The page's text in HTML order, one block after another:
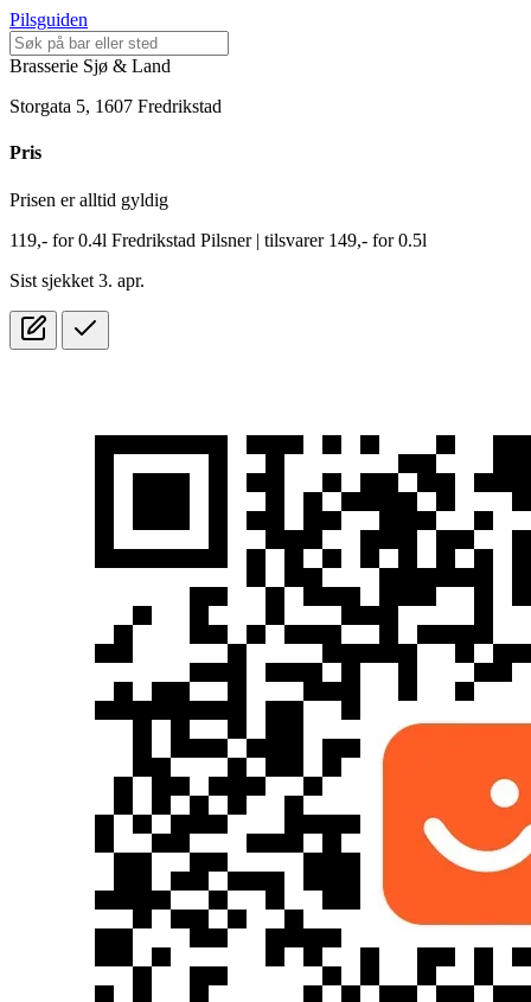
Pilsguiden
Brasserie Sjø & Land
Storgata 5, 1607 Fredrikstad
Pris
Prisen er alltid gyldig
119,- for0.4l Fredrikstad Pilsner | tilsvarer 149,- for 0.5l
Sist sjekket 3. apr.